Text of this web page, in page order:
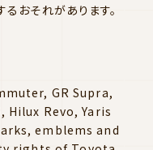
おそれがあります。
GR Supra,
Hilux Revo, Yaris
emblems and